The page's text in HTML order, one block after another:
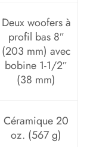
Deux woofers à
profil bas 8″
(203 mm) avec
bobine 1-1/2″
(38 mm)
Céramique 20
oz. (567 g)